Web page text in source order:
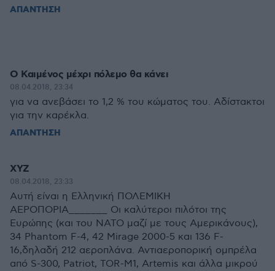
ΑΠΑΝΤΗΣΗ
Ο Καιμένος μέχρι πόλεμο θα κάνει
08.04.2018, 23:34
για να ανεβάσει το 1,2 % του κώματος του. Αδίστακτοι
για την καρέκλα.
ΑΠΑΝΤΗΣΗ
ΧΥΖ
08.04.2018, 23:33
Αυτή είναι η Ελληνική ΠΟΛΕΜΙΚΗ
ΑΕΡΟΠΟΡΙΑ_______ Οι καλύτεροι πιλότοι της
Ευρώπης (και του ΝΑΤΟ μαζί με τους Αμερικάνους),
34 Phantom F-4, 42 Mirage 2000-5 και 136 F-
16,δηλαδή 212 αεροπλάνα. Αντιαεροπορική ομπρέλα
από S-300, Patriot, TOR-M1, Artemis και άλλα μικρού